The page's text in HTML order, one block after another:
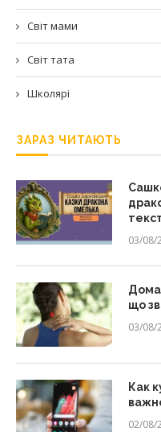
Світ мами
Світ тата
Школярі
ЗАРАЗ ЧИТАЮТЬ
03/08/
що
03/08/
Как
02/08/